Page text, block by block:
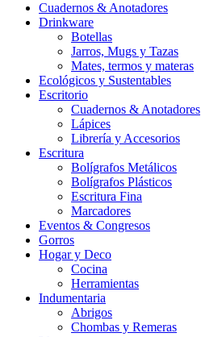
Cuadernos & Anotadores
Drinkware
Botellas
Jarros, Mugs y Tazas
Mates, termos y materas
Ecológicos y Sustentables
Escritorio
Cuadernos & Anotadores
Lápices
Librería y Accesorios
Escritura
Bolígrafos Metálicos
Bolígrafos Plásticos
Escritura Fina
Marcadores
Eventos & Congresos
Gorros
Hogar y Deco
Cocina
Herramientas
Indumentaria
Abrigos
Chombas y Remeras